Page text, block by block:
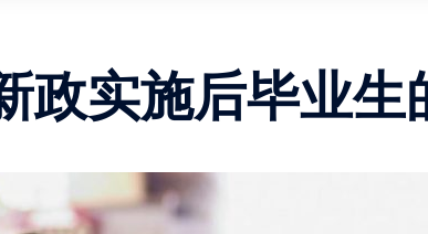
政实施后毕业生